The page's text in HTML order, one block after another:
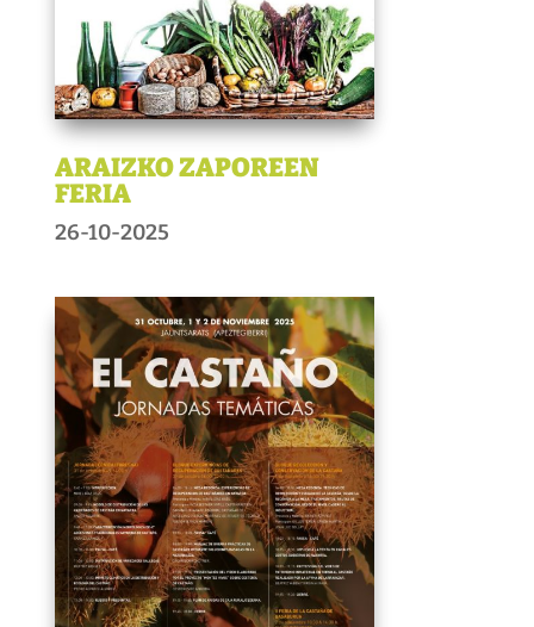
ARAIZKO ZAPOREEN
FERIA
26-10-2025